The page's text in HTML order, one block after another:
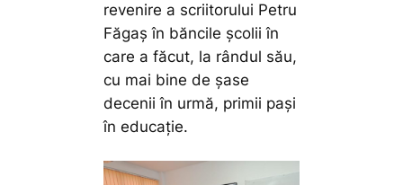
revenire a scriitorului Petru
Făgaș în băncile școlii în
care a făcut, la rândul său,
cu mai bine de șase
decenii în urmă, primii pași
în educație.